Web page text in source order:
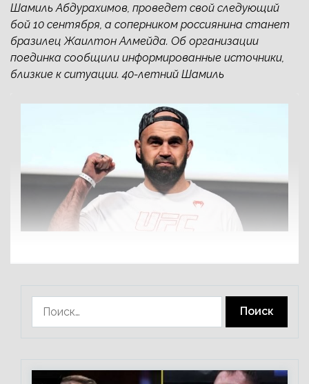
Шамиль Абдурахимов, проведет свой следующий
бой 10 сентября, а соперником россиянина станет
бразилец Жаилтон Алмейда. Об организации
поединка сообщили информированные источники,
близкие к ситуации. 40-летний Шамиль